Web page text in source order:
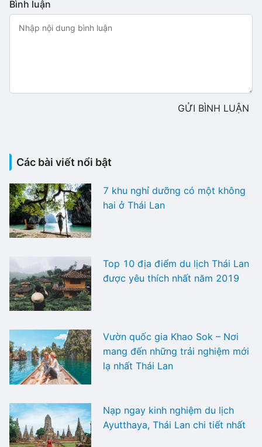
Bình luận
GỬI BÌNH LUẬN
Các bài viết nổi bật
7 khu nghỉ dưỡng có một không
hai ở Thái Lan
Top 10 địa điểm du lịch Thái Lan
được yêu thích nhất năm 2019
Vườn quốc gia Khao Sok – Nơi
mang đến những trải nghiệm mới
lạ nhất Thái Lan
Nạp ngay kinh nghiệm du lịch
Ayutthaya, Thái Lan chi tiết nhất